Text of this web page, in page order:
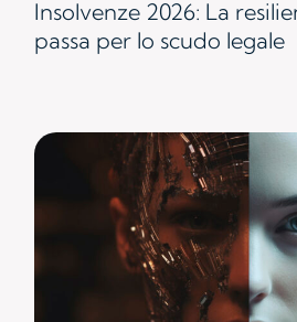
Insolvenze 2026: La
passa per lo scudo legale